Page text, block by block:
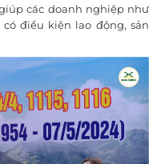
các doanh nghiệp như
điều kiện lao động, sản